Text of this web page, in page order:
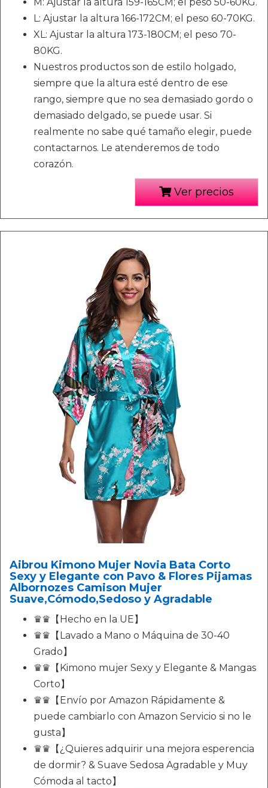
M: Ajustar la altura 159-165CM; el peso 50-60KG.
L: Ajustar la altura 166-172CM; el peso 60-70KG.
XL: Ajustar la altura 173-180CM; el peso 70-
80KG.
Nuestros productos son de estilo holgado,
siempre que la altura esté dentro de ese
rango, siempre que no sea demasiado gordo o
demasiado delgado, se puede usar. Si
realmente no sabe qué tamaño elegir, puede
contactarnos. Le atenderemos de todo
corazón.
Ver precios
Aibrou Kimono Mujer Novia Bata Corto
Sexy y Elegante con Pavo & Flores Pijamas
Albornozes Camison Mujer
Suave,Cómodo,Sedoso y Agradable
♛♛【Hecho en la UE】
♛♛【Lavado a Mano o Máquina de 30-40
Grado】
♛♛【Kimono mujer Sexy y Elegante & Mangas
Corto】
♛♛【Envío por Amazon Rápidamente &
puede cambiarlo con Amazon Servicio si no le
gusta】
♛♛【¿Quieres adquirir una mejora esperencia
de dormir? & Suave Sedosa Agradable y Muy
Cómoda al tacto】